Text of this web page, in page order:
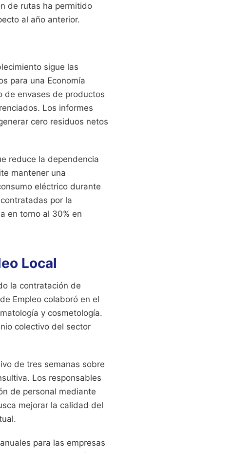
de rutas ha permitido
al año anterior.
sigue las
para una Economía
de envases de productos
Los informes
cero residuos netos
reduce la dependencia
mantener una
eléctrico durante
por la
en torno al 30% en
Local
la contratación de
Empleo colaboró en el
y cosmetología.
colectivo del sector
de tres semanas sobre
Los responsables
de personal mediante
mejorar la calidad del
anuales para las empresas